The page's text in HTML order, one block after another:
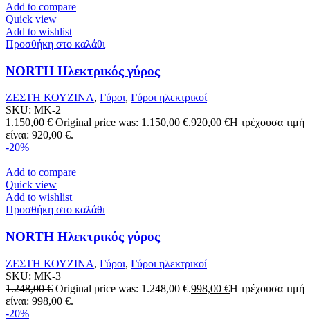
Add to compare
Quick view
Add to wishlist
Προσθήκη στο καλάθι
NORTH Ηλεκτρικός γύρος
ΖΕΣΤΗ ΚΟΥΖΙΝΑ, Γύροι, Γύροι ηλεκτρικοί
SKU: MK-2
1.150,00€ Original price was: 1.150,00 €.920,00 €Η τρέχουσα τιμή
είναι: 920,00 €.
-20%
Add to compare
Quick view
Add to wishlist
Προσθήκη στο καλάθι
NORTH Ηλεκτρικός γύρος
ΖΕΣΤΗ ΚΟΥΖΙΝΑ, Γύροι, Γύροι ηλεκτρικοί
SKU: MK-3
1.248,00€ Original price was: 1.248,00 €.998,00 €Η τρέχουσα τιμή
είναι: 998,00 €.
-20%